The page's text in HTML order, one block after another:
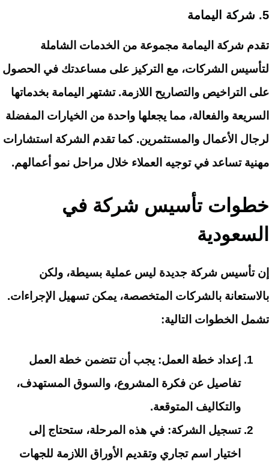
5. شركة اليمامة
تقدم شركة اليمامة مجموعة من الخدمات الشاملة
لتأسيس الشركات، مع التركيز على مساعدتك في الحصول
على التراخيص والتصاريح اللازمة. تشتهر اليمامة بخدماتها
السريعة والفعالة، مما يجعلها واحدة من الخيارات المفضلة
لرجال الأعمال والمستثمرين. كما تقدم الشركة استشارات
مهنية تساعد في توجيه العملاء خلال مراحل نمو أعمالهم.
خطوات تأسيس شركة في
السعودية
إن تأسيس شركة جديدة ليس عملية بسيطة، ولكن
بالاستعانة بالشركات المتخصصة، يمكن تسهيل الإجراءات.
تشمل الخطوات التالية:
إعداد خطة العمل: يجب أن تتضمن خطة العمل
تفاصيل عن فكرة المشروع، والسوق المستهدف،
والتكاليف المتوقعة.
تسجيل الشركة: في هذه المرحلة، ستحتاج إلى
اختيار اسم تجاري وتقديم الأوراق اللازمة للجهات